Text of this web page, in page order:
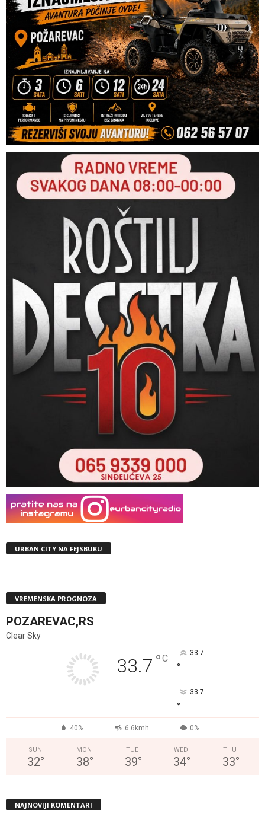
URBAN CITY NA FEJSBUKU
VREMENSKA PROGNOZA
POZAREVAC,RS
Clear Sky
33.7 °C 33.7
°
33.7
°
40% 6.6kmh 0%
SUN
32°
MON
38°
TUE
39°
WED
34°
THU
33°
NAJNOVIJI KOMENTARI